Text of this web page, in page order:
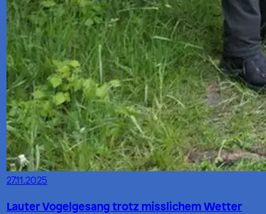
27.11.2025
Lauter Vogelgesang trotz misslichem Wetter